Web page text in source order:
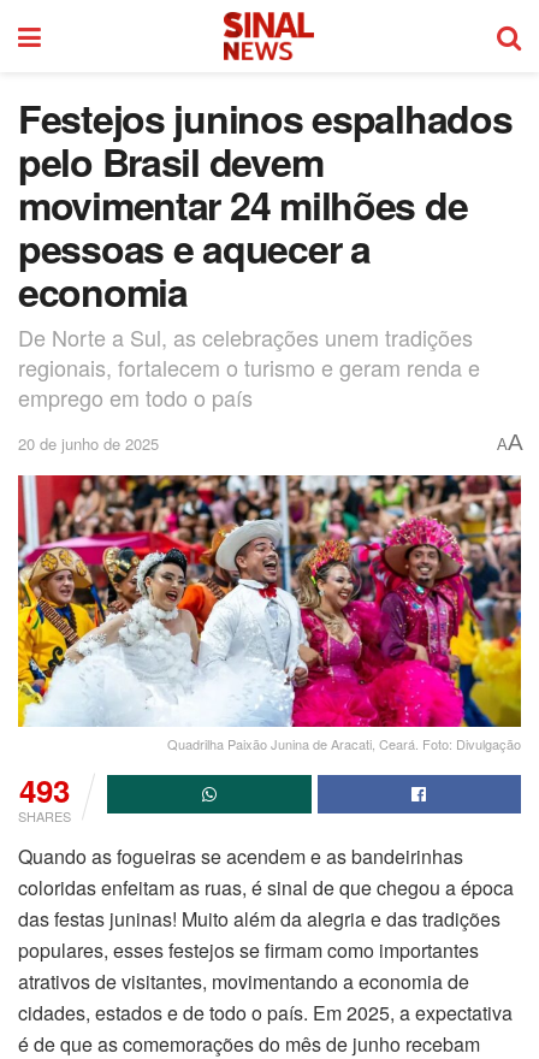
Festejos juninos espalhados
pelo Brasil devem
movimentar 24 milhões de
pessoas e aquecer a
economia
De Norte a Sul, as celebrações unem tradições
regionais, fortalecem o turismo e geram renda e
emprego em todo o país
20 de junho de 2025 AA
Quadrilha Paixão Junina de Aracati, Ceará. Foto: Divulgação
493
SHARES
Quando as fogueiras se acendem e as bandeirinhas
coloridas enfeitam as ruas, é sinal de que chegou a época
das festas juninas! Muito além da alegria e das tradições
populares, esses festejos se firmam como importantes
atrativos de visitantes, movimentando a economia de
cidades, estados e de todo o país. Em 2025, a expectativa
é de que as comemorações do mês de junho recebam